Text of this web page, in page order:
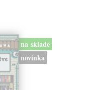
na sklade
novinka